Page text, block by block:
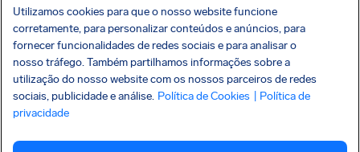
SocialFacebook
SocialTwitter
SocialInstagram
SocialLinkedin
BAIXE GRÁTIS NOSSO APP
Utilizamos cookies para que o nosso website funcione
corretamente, para personalizar conteúdos e anúncios, para
fornecer funcionalidades de redes sociais e para analisar o
nosso tráfego. Também partilhamos informações sobre a
utilização do nosso website com os nossos parceiros de redes
sociais, publicidade e análise. Política de Cookies
| Política de
privacidade